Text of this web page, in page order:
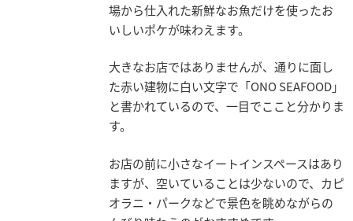
場から仕入れた新鮮なお魚だけを使ったお
いしいポケが味わえます。
大きなお店ではありませんが、通りに面し
た赤い建物に白い文字で「ONO SEAFOOD」
と書かれているので、一目でここと分かりま
す。
お店の前に小さなイートインスペースはあり
ますが、空いていることは少ないので、カピ
オラニ・パークなどで景色を眺めながらの